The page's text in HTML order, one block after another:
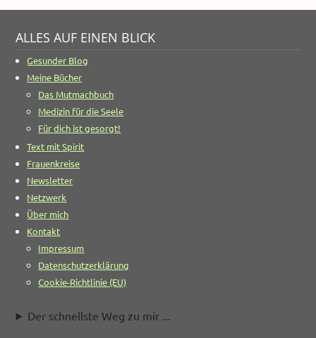
ALLES AUF EINEN BLICK
Gesunder Blog
Meine Bücher
Das Mutmachbuch
Medizin für die Seele
Für dich ist gesorgt!
Text mit Spirit
Frauenkreise
Newsletter
Netzwerk
Über mich
Kontakt
Impressum
Datenschutzerklärung
Cookie-Richtlinie (EU)
Der schnellste Weg zu mir ...